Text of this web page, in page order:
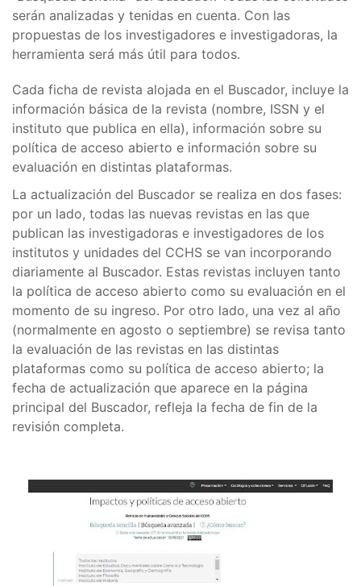
serán analizadas y tenidas en cuenta. Con las
propuestas de los investigadores e investigadoras, la
herramienta será más útil para todos.
Cada ficha de revista alojada en el Buscador, incluye la
información básica de la revista (nombre, ISSN y el
instituto que publica en ella), información sobre su
política de acceso abierto e información sobre su
evaluación en distintas plataformas.
La actualización del Buscador se realiza en dos fases:
por un lado, todas las nuevas revistas en las que
publican las investigadoras e investigadores de los
institutos y unidades del CCHS se van incorporando
diariamente al Buscador. Estas revistas incluyen tanto
la política de acceso abierto como su evaluación en el
momento de su ingreso. Por otro lado, una vez al año
(normalmente en agosto o septiembre) se revisa tanto
la evaluación de las revistas en las distintas
plataformas como su política de acceso abierto; la
fecha de actualización que aparece en la página
principal del Buscador, refleja la fecha de fin de la
revisión completa.